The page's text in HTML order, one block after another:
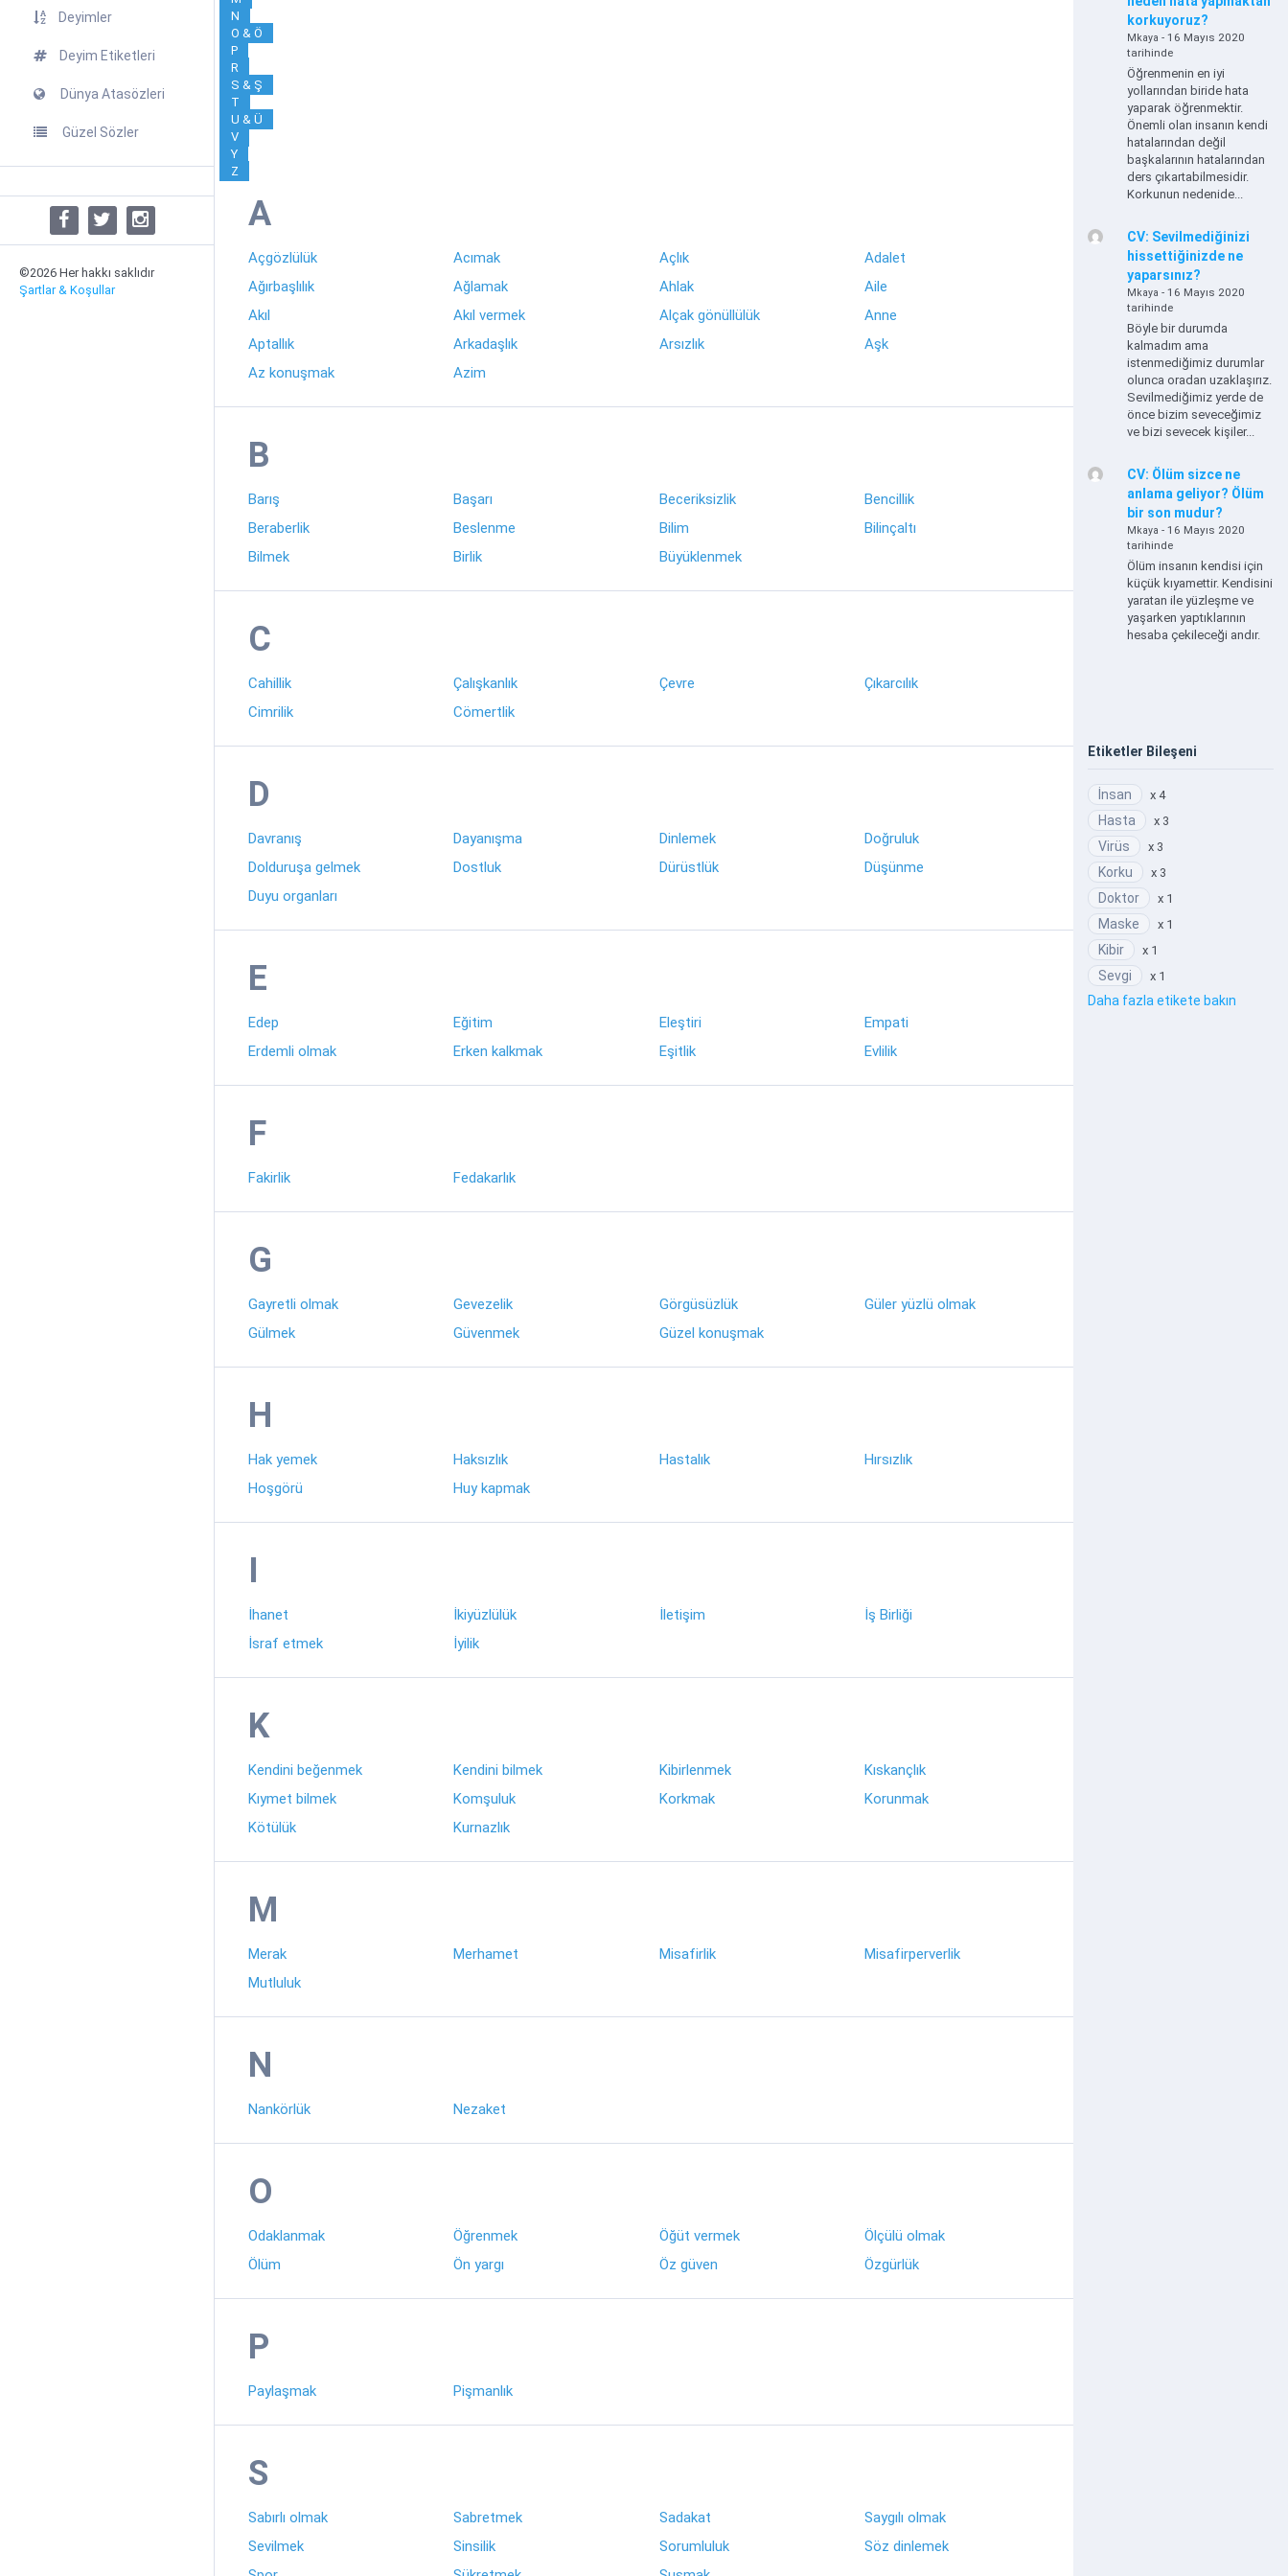
Deyimler
Deyim Etiketleri
Dünya Atasözleri
Güzel Sözler
©2026 Her hakkı saklıdır
Şartlar & Koşullar
N
O & Ö
P
R
S & Ş
T
U & Ü
V
Y
Z
A
Açgözlülük Acımak Açlık
Adalet
Ağırbaşlılık
Ağlamak Ahlak
Aile
Akıl
Akıl vermek Alçak gönüllülük
Anne
Aptallık
Arkadaşlık Arsızlık
Aşk
Az konuşmak
Azim
B
Barış Başarı Beceriksizlik
Bencillik
Beraberlik
Beslenme Bilim
Bilinçaltı
Bilmek
Birlik Büyüklenmek
C
Cahillik Çalışkanlık Çevre
Çıkarcılık
Cimrilik
Cömertlik
D
Davranış Dayanışma Dinlemek
Doğruluk
Dolduruşa gelmek
Dostluk Dürüstlük
Düşünme
Duyu organları
E
Edep Eğitim Eleştiri
Empati
Erdemli olmak
Erken kalkmak Eşitlik Evlilik
F
Fakirlik Fedakarlık
G
Gayretli olmak Gevezelik Görgüsüzlük
Güler yüzlü olmak
Gülmek
Güvenmek Güzel konuşmak
H
Hak yemek Haksızlık Hastalık
Hırsızlık
Hoşgörü
Huy kapmak
I
İhanet İkiyüzlülük İletişim
İş Birliği
İsraf etmek
İyilik
K
Kendini beğenmek Kendini bilmek Kibirlenmek
Kıskançlık
Kıymet bilmek
Komşuluk Korkmak
Korunmak
Kötülük
Kurnazlık
M
Merak Merhamet Misafirlik
Misafirperverlik
Mutluluk
N
Nankörlük Nezaket
O
Odaklanmak Öğrenmek Öğüt vermek
Ölçülü olmak
Ölüm
Ön yargı Öz güven Özgürlük
P
Paylaşmak Pişmanlık
S
Sabırlı olmak Sabretmek Sadakat
Saygılı olmak
Sevilmek
Sinsilik Sorumluluk
Söz dinlemek
korkuyoruz?
Mkaya - 16 Mayıs 2020
tarihinde
Öğrenmenin en iyi
yollarından biride hata
yaparak öğrenmektir.
Önemli olan insanın kendi
hatalarından değil
başkalarının hatalarından
ders çıkartabilmesidir.
Korkunun nedenide...
CV: Sevilmediğinizi
hissettiğinizde ne
yaparsınız?
Mkaya - 16 Mayıs 2020
tarihinde
Böyle bir durumda
kalmadım ama
istenmediğimiz durumlar
olunca oradan uzaklaşırız.
Sevilmediğimiz yerde de
önce bizim seveceğimiz
ve bizi sevecek kişiler...
CV: Ölüm sizce ne
anlama geliyor? Ölüm
bir son mudur?
Mkaya - 16 Mayıs 2020
tarihinde
Ölüm insanın kendisi için
küçük kıyamettir. Kendisini
yaratan ile yüzleşme ve
yaşarken yaptıklarının
hesaba çekileceği andır.
Etiketler Bileşeni
İnsan x 4
Hasta x 3
Virüs x 3
Korku x 3
Doktor x 1
Maske x 1
Kibir x 1
Sevgi x 1
Daha fazla etikete bakın